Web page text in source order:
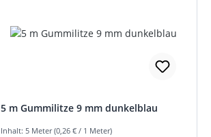
5 m Gummilitze 9 mm dunkelblau
Inhalt: 5 Meter (0,26 € / 1 Meter)